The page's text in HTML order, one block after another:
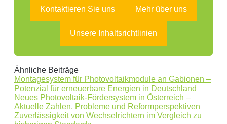
Kontaktieren Sie uns Mehr über uns
Unsere Inhaltsrichtlinien
Ähnliche Beiträge
Montagesystem für Photovoltaikmodule an Gabionen –
Potenzial für erneuerbare Energien in Deutschland
Neues Photovoltaik-Fördersystem in Österreich –
Aktuelle Zahlen, Probleme und Reformperspektiven
Zuverlässigkeit von Wechselrichtern im Vergleich zu